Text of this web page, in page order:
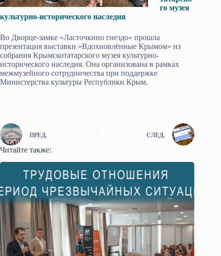
го музея
культурно-исторического наследия
Во Дворце-замке «Ласточкино гнездо» прошла
презентация выставки «Вдохновлённые Крымом» из
собрания Крымскотатарского музея культурно-
исторического наследия. Она организована в рамках
межмузейного сотрудничества при поддержке
Министерства культуры Республики Крым.
ПРЕД. СЛЕД.
Читайте также: